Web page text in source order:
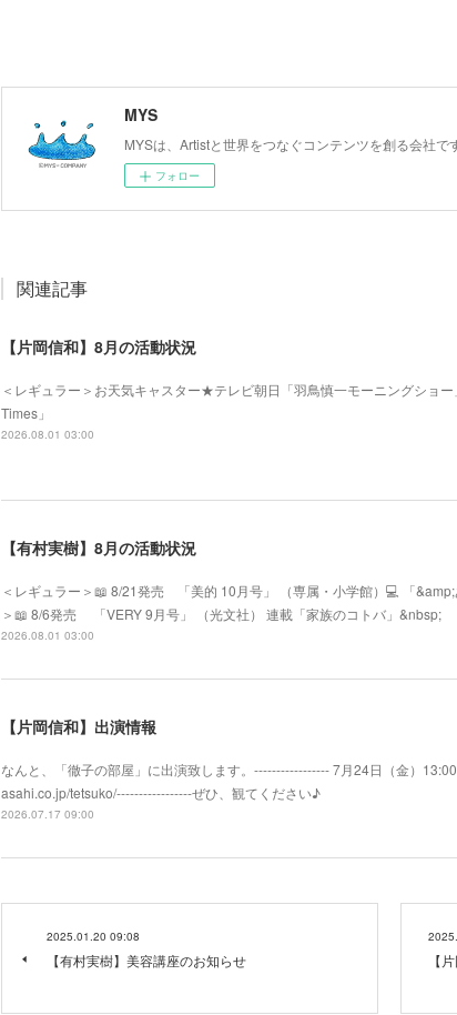
MYS
MYSは、Artistと世界をつなぐコンテンツを創る会社です
フォロー
関連記事
【片岡信和】8月の活動状況
＜レギュラー＞お天気キャスター★テレビ朝日「羽鳥慎一モーニングショ
Times」
2026.08.01 03:00
【有村実樹】8月の活動状況
＜レギュラー＞📖 8/21発売 「美的 10月号」 （専属・小学館）💻 「
＞📖 8/6発売 「VERY 9月号」 （光文社） 連載「家族のコトバ」&nbsp;
2026.08.01 03:00
【片岡信和】出演情報
なんと、「徹子の部屋」に出演致します。----------------- 7月24日（金）
asahi.co.jp/tetsuko/-----------------ぜひ、観てください♪
2026.07.17 09:00
2025.01.20 09:08
【有村実樹】美容講座のお知らせ 【